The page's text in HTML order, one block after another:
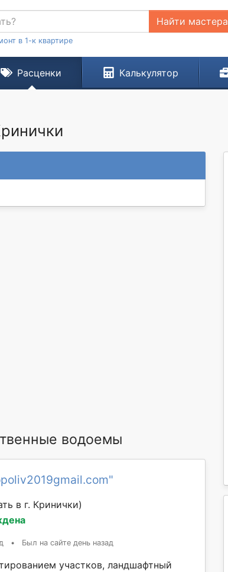
Найти мастера
в 1-к квартире
Расценки Калькулятор
водоемы
в г. Кринички)
• Был на сайте день назад
участков, ландшафтный